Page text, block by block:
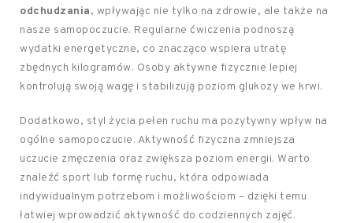
odchudzania, wpływając nie tylko na zdrowie, ale także na
nasze samopoczucie. Regularne ćwiczenia podnoszą
wydatki energetyczne, co znacząco wspiera utratę
zbędnych kilogramów. Osoby aktywne fizycznie lepiej
kontrolują swoją wagę i stabilizują poziom glukozy we krwi.
Dodatkowo, styl życia pełen ruchu ma pozytywny wpływ na
ogólne samopoczucie. Aktywność fizyczna zmniejsza
uczucie zmęczenia oraz zwiększa poziom energii. Warto
znaleźć sport lub formę ruchu, która odpowiada
indywidualnym potrzebom i możliwościom – dzięki temu
łatwiej wprowadzić aktywność do codziennych zajęć.